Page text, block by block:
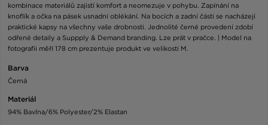
kombinace materiálů zajistí komfort a neomezuje v pohybu. Zapínání na
knoflík a očka na pásek usnadní oblékání. Na bocích a zadní části se nacházejí
praktické kapsy na všechny vaše drobnosti. Jednolité černé provedení zdobí
odřené detaily a Suppply & Demand branding. Lze prát v pračce. | Model na
fotografii měří 178 cm prezentuje produkt ve velikosti M.
Barva
Černá
Materiál
94% Bavlna/6% Polyester/2% Elastan